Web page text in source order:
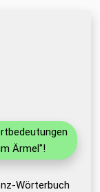
Ärmel"!
Wörterbuch